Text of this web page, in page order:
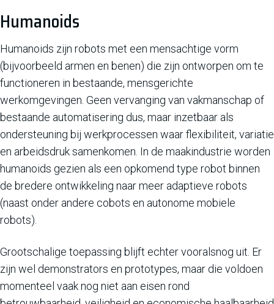
Humanoids
Humanoids zijn robots met een mensachtige vorm
(bijvoorbeeld armen en benen) die zijn ontworpen om te
functioneren in bestaande, mensgerichte
werkomgevingen. Geen vervanging van vakmanschap of
bestaande automatisering dus, maar inzetbaar als
ondersteuning bij werkprocessen waar flexibiliteit, variatie
en arbeidsdruk samenkomen. In de maakindustrie worden
humanoids gezien als een opkomend type robot binnen
de bredere ontwikkeling naar meer adaptieve robots
(naast onder andere cobots en autonome mobiele
robots).
Grootschalige toepassing blijft echter vooralsnog uit. Er
zijn wel demonstrators en prototypes, maar die voldoen
momenteel vaak nog niet aan eisen rond